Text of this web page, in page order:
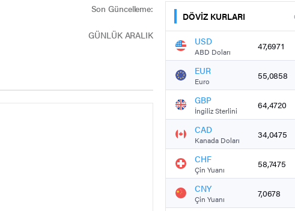
Son Güncelleme:
GÜNLÜK ARALIK
DÖVİZ KURLARI
USD
ABD Doları 47,6971
EUR
Euro 55,0858
GBP
İngiliz Sterlini 64,4720
CAD
Kanada Doları 34,0475
CHF
Çin Yuanı 58,7475
CNY
Çin Yuanı 7,0678